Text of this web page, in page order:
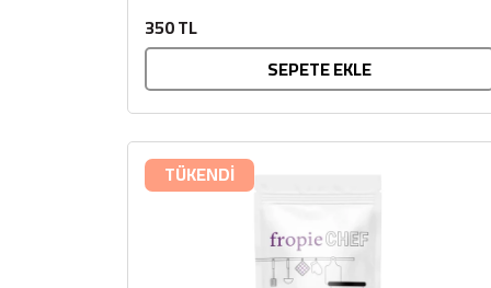
350 TL
SEPETE EKLE
TÜKENDİ